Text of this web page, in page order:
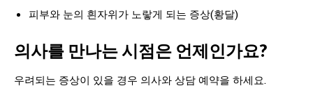
피부와 눈의 흰자위가 노랗게 되는 증상(황달)
의사를 만나는 시점은 언제인가요?
우려되는 증상이 있을 경우 의사와 상담 예약을 하세요.